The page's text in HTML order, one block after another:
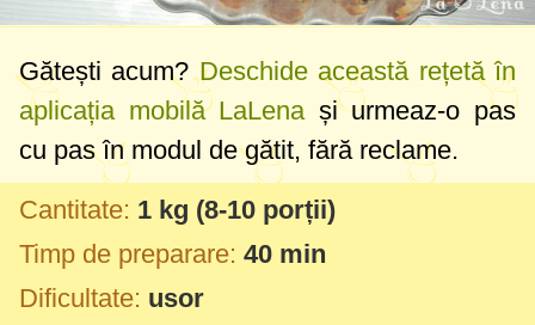
Gătești acum?Deschide această rețetă în
aplicația mobilă LaLenași urmeaz-o pas
cu pas în modul de gătit, fără reclame.
Cantitate: 1 kg (8-10 porții)
Timp de preparare: 40 min
Dificultate: usor